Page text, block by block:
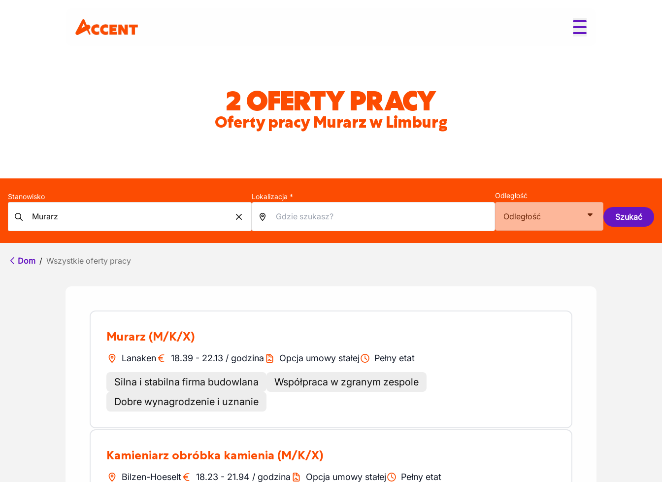
2 OFERTY PRACY
Oferty pracy Murarz w Limburg
Stanowisko Lokalizacja * Odległość
Odległość Szukać
Dom / Wszystkie oferty pracy
Murarz (M/K/X)
Lanaken 18.39 - 22.13 / godzina Opcja umowy stałej Pełny etat
Silna i stabilna firma budowlana
Współpraca w zgranym zespole
Dobre wynagrodzenie i uznanie
Kamieniarz obróbka kamienia (M/K/X)
Bilzen-Hoeselt 18.23 - 21.94 / godzina Opcja umowy stałej Pełny etat